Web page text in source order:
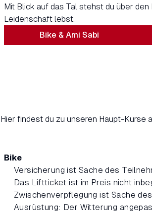
Mit Blick auf das Tal stehst du über den
Leidenschaft lebst.
Bike & Ami Sabi
findest du zu unseren Haupt-Kurse
Bike
Versicherung ist Sache des
Das Liftticket ist im Preis nicht
Zwischenverpflegung ist Sache
Ausrüstung: Der Witterung